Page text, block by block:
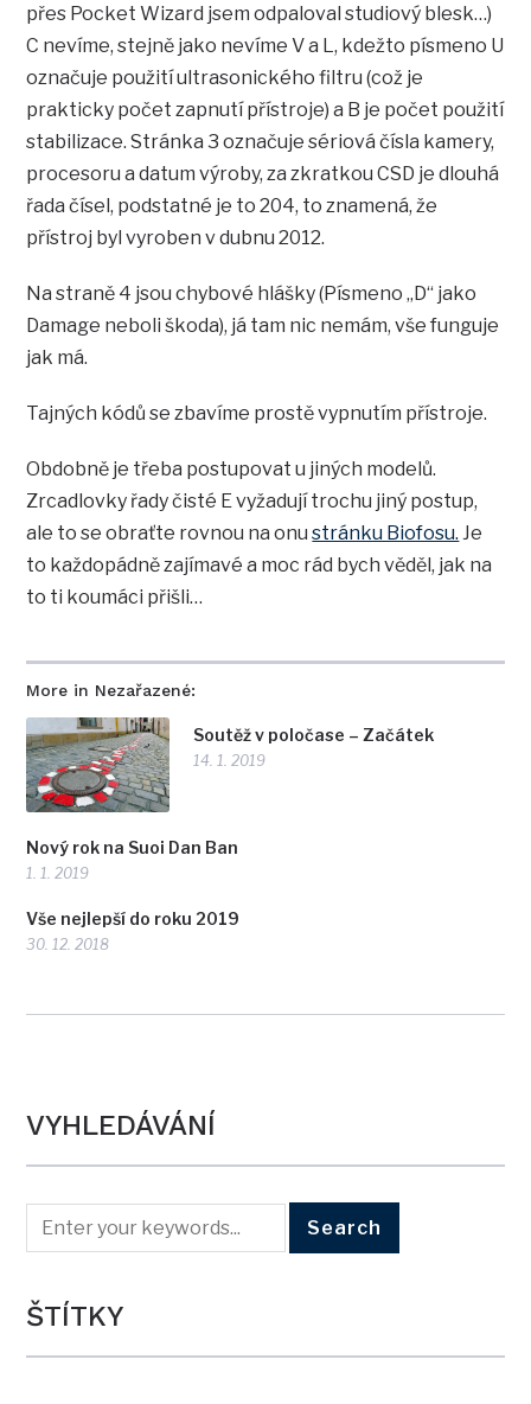
More in Nezařazené:
Soutěž v poločase – Začátek
14. 1. 2019
Nový rok na Suoi Dan Ban
1. 1. 2019
Vše nejlepší do roku 2019
30. 12. 2018
přes Pocket Wizard jsem odpaloval studiový blesk…)
C nevíme, stejně jako nevíme V a L, kdežto písmeno U
označuje použití ultrasonického filtru (což je
prakticky počet zapnutí přístroje) a B je počet použití
stabilizace. Stránka 3 označuje sériová čísla kamery,
procesoru a datum výroby, za zkratkou CSD je dlouhá
řada čísel, podstatné je to 204, to znamená, že
přístroj byl vyroben v dubnu 2012.
Na straně 4 jsou chybové hlášky (Písmeno „D“ jako
Damage neboli škoda), já tam nic nemám, vše funguje
jak má.
Tajných kódů se zbavíme prostě vypnutím přístroje.
Obdobně je třeba postupovat u jiných modelů.
Zrcadlovky řady čisté E vyžadují trochu jiný postup,
ale to se obraťte rovnou na onustránku Biofosu. Je
to každopádně zajímavé a moc rád bych věděl, jak na
to ti koumáci přišli…
VYHLEDÁVÁNÍ
ŠTÍTKY